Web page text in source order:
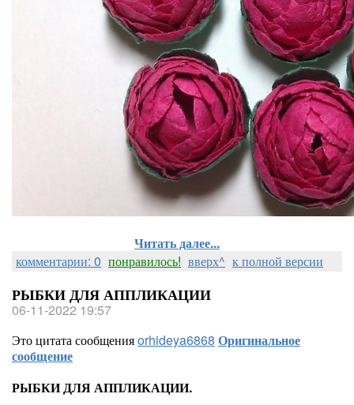
Читать далее...
комментарии: 0 понравилось! вверх^ к полной версии
РЫБКИ ДЛЯ АППЛИКАЦИИ
06-11-2022 19:57
Это цитата сообщенияorhideya6868 Оригинальное
сообщение
РЫБКИ ДЛЯ АППЛИКАЦИИ.